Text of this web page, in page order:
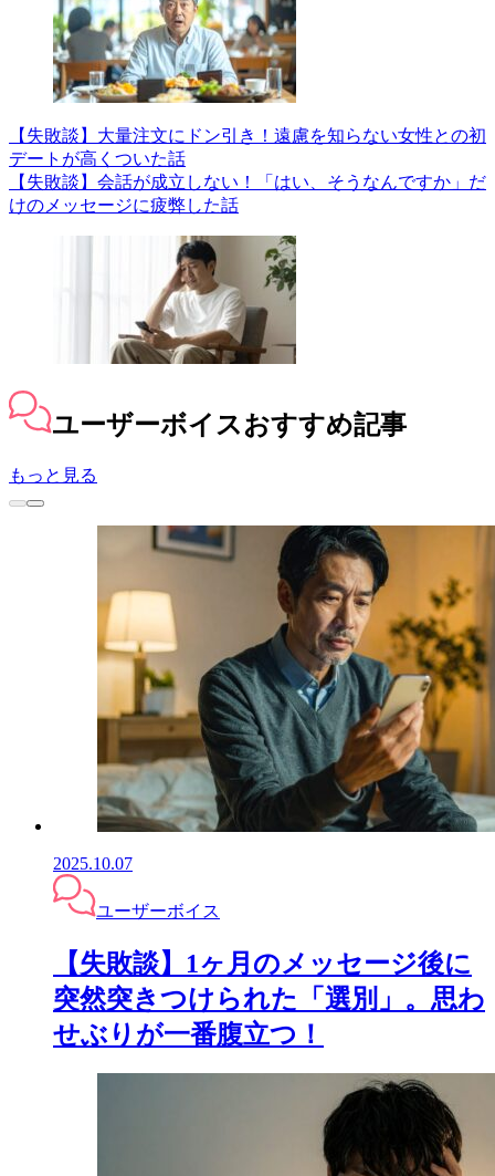
【失敗談】大量注文にドン引き！遠慮を知らない女性との初
デートが高くついた話
【失敗談】会話が成立しない！「はい、そうなんですか」だ
けのメッセージに疲弊した話
ユーザーボイスおすすめ記事
もっと見る
2025.10.07
ユーザーボイス
【失敗談】1ヶ月のメッセージ後に
突然突きつけられた「選別」。思わ
せぶりが一番腹立つ！